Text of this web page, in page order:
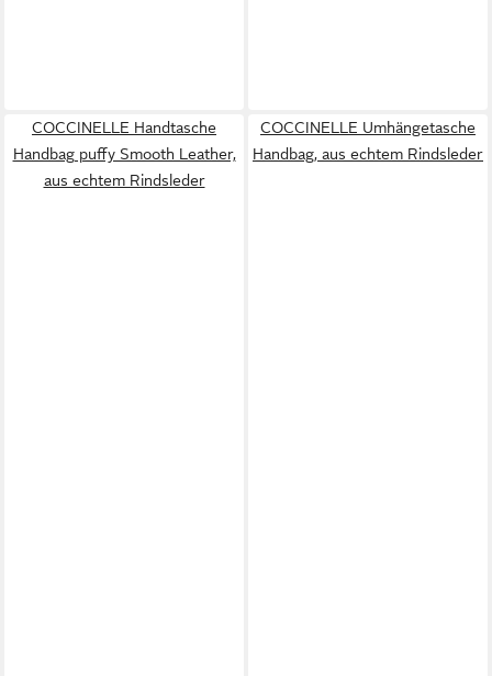
COCCINELLE Handtasche
Handbag puffy Smooth Leather,
aus echtem Rindsleder
COCCINELLE Umhängetasche
Handbag, aus echtem Rindsleder